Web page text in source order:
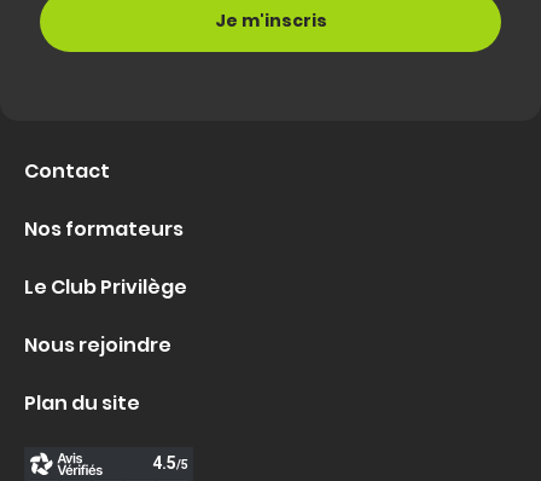
Contact
Nos formateurs
Le Club Privilège
Nous rejoindre
Plan du site